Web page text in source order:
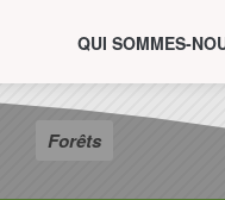
QUI SOMMES-
Forêts